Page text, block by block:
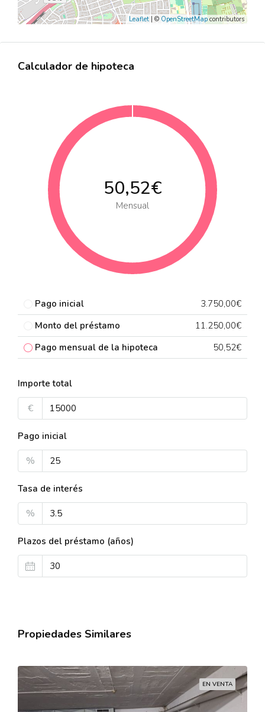
Leaflet | © OpenStreetMap contributors
Calculador de hipoteca
50,52€
Mensual
Pago inicial
3.750,00€
Monto del préstamo
11.250,00€
Pago mensual de la hipoteca
50,52€
Importe total
€
Pago inicial
%
Tasa de interés
%
Plazos del préstamo (años)
Propiedades Similares
EN VENTA